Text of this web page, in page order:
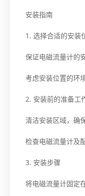
安装指南
1. 选择合适的安装
保证电磁流量计的
考虑安装位置的环
2. 安装前的准备工
清洁安装区域，确
检查电磁流量计及
3. 安装步骤
将电磁流量计固定